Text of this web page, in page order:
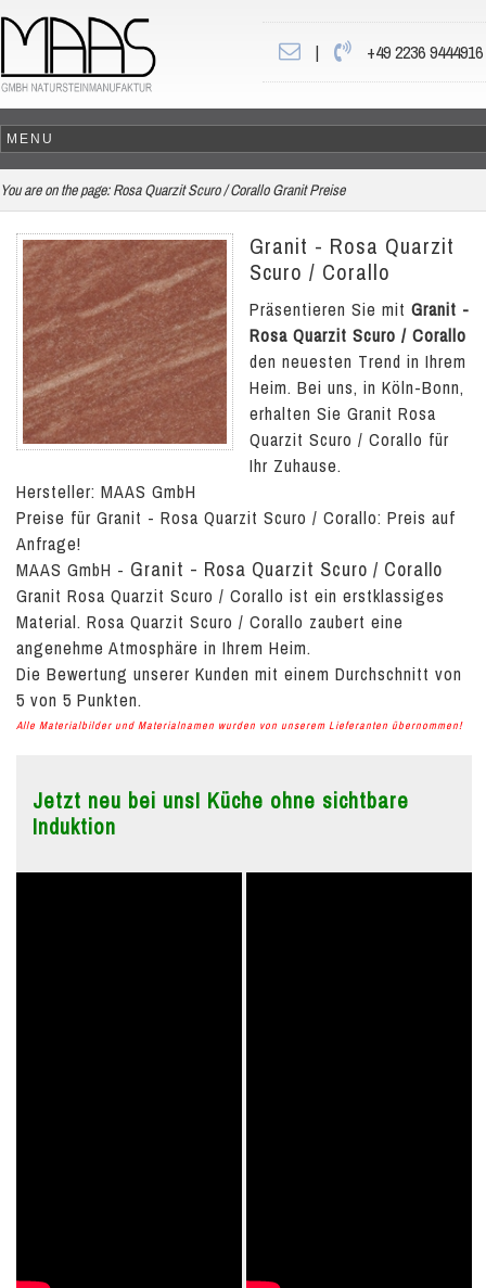
| +49 2236 9444916
You are on the page: Rosa Quarzit Scuro / Corallo Granit Preise
Granit - Rosa Quarzit
Scuro / Corallo
Präsentieren Sie mit Granit -
Rosa Quarzit Scuro / Corallo
den neuesten Trend in Ihrem
Heim. Bei uns, in Köln-Bonn,
erhalten Sie Granit Rosa
Quarzit Scuro / Corallo für
Ihr Zuhause.
Hersteller: MAAS GmbH
Preise für Granit - Rosa Quarzit Scuro / Corallo: Preis auf
Anfrage!
MAAS GmbH - Granit - Rosa Quarzit Scuro / Corallo
Granit Rosa Quarzit Scuro / Corallo ist ein erstklassiges
Material. Rosa Quarzit Scuro / Corallo zaubert eine
angenehme Atmosphäre in Ihrem Heim.
Die Bewertung unserer Kunden mit einem Durchschnitt von
5 von 5 Punkten.
Alle Materialbilder und Materialnamen wurden von unserem Lieferanten übernommen!
Jetzt neu bei uns! Küche ohne sichtbare
Induktion